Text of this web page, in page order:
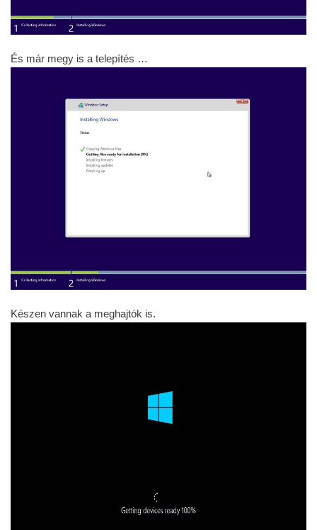
És már megy is a telepítés …
Készen vannak a meghajtók is.